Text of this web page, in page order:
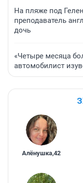
На пляже под
преподаватель
дочь
«Четыре месяца
автомобилист
Алёнушка,42